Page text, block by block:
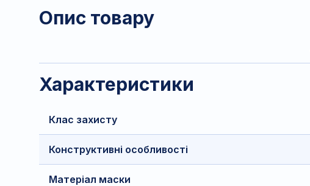
Опис товару
Характеристики
Клас захисту
Конструктивні особливості
Матеріал маски